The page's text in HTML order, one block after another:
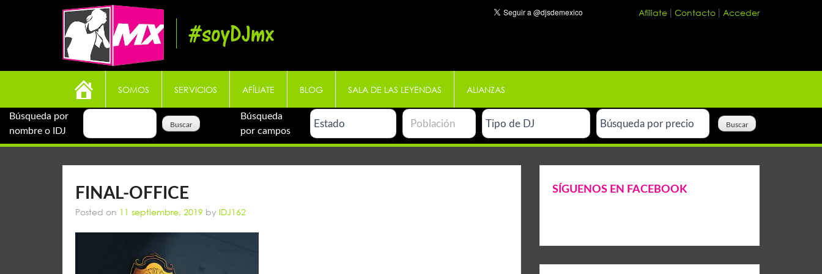
#soyDJmx
Afíliate Contacto Acceder
SOMOS SERVICIOS AFÍLIATE BLOG SALA DE LAS LEYENDAS ALIANZAS
Búsqueda por
nombre o IDJ
Búsqueda
por campos
FINAL-OFFICE
Posted on 11 septiembre, 2019 by IDJ162
SÍGUENOS EN FACEBOOK